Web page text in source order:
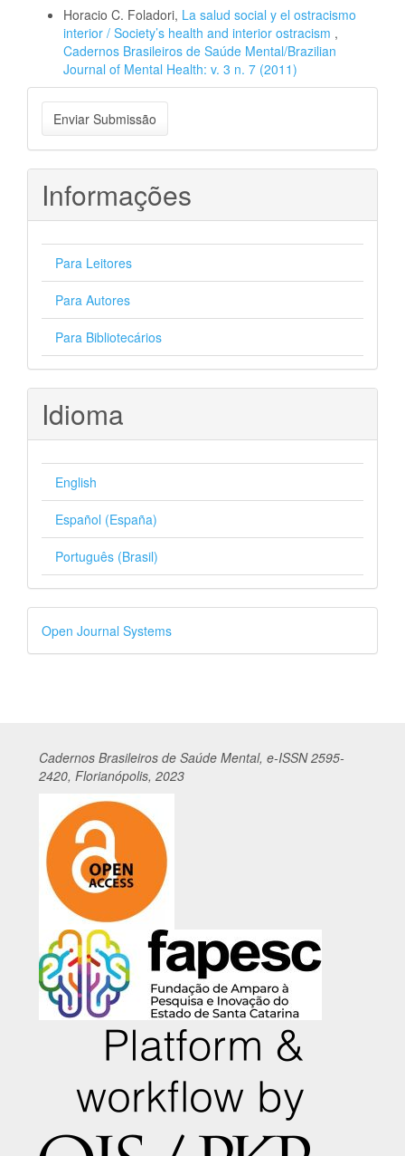
Horacio C. Foladori, La salud social y el ostracismo
interior / Society’s health and interior ostracism ,
Cadernos Brasileiros de Saúde Mental/Brazilian
Journal of Mental Health: v. 3 n. 7 (2011)
Enviar
Submissão
Enviar Submissão
Informações
Para Leitores
Para Autores
Para Bibliotecários
Idioma
English
Español (España)
Português (Brasil)
Desenvolvido
por
Open Journal Systems
Cadernos Brasileiros de Saúde Mental, e-ISSN 2595-
2420, Florianópolis, 2023